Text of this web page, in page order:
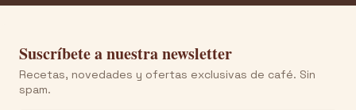
Suscríbete a nuestra newsletter
Recetas, novedades y ofertas exclusivas de café. Sin
spam.